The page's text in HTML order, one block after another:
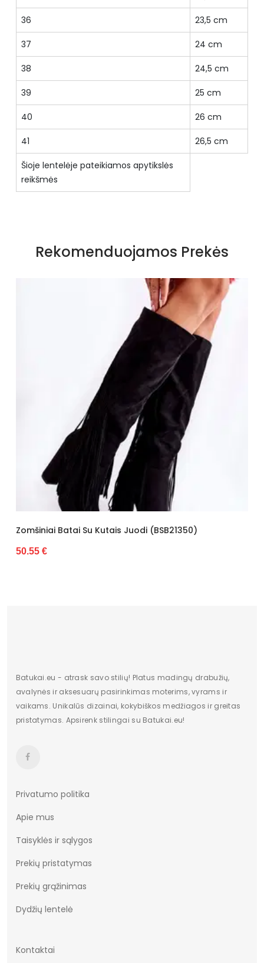
36 23,5 cm
37 24 cm
38 24,5 cm
39 25 cm
40 26 cm
41 26,5 cm
Šioje lentelėje pateikiamos apytikslės
reikšmės
Nauja
3cm - 5cm
ploksčias
užtrauktukas
Pašiltintas
apsiūta
pagamintas iš plastiko
Skirti progai kasdieninis
Stilius elegantiškas
ruduo/žiema
Lytis moteriška
Kulnas
Platforma 2,5cm
Medžiaga dirbtinė oda
Spalva juodas
Rekomenduojamos Prekės
Zomšiniai Batai Su Kutais Juodi (BSB21350)
50.55 €
Batukai.eu - atrask savo stilių! Platus madingų drabužių,
avalynės ir aksesuarų pasirinkimas moterims, vyrams ir
vaikams. Unikalūs dizainai, kokybiškos medžiagos ir greitas
pristatymas. Apsirenk stilingai su Batukai.eu!
Privatumo politika
Apie mus
Taisyklės ir sąlygos
Prekių pristatymas
Prekių grąžinimas
Dydžių lentelė
Kontaktai